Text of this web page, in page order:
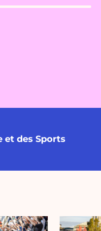
et des Sports